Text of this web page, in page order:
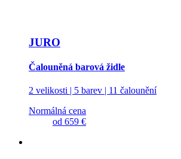
JURO
Čalouněná barová židle
2 velikosti | 5 barev | 11 čalounění
Normálná cena
od 659 €